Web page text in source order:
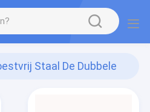
Staal De Dubbele